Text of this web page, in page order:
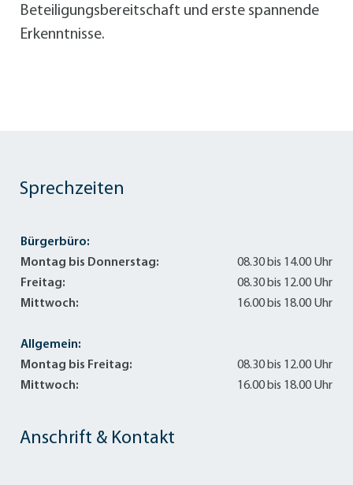
Beteiligungsbereitschaft und erste spannende
Erkenntnisse.
Anschrift & Kontakt
Sprechzeiten
Bürgerbüro:
Montag bis Donnerstag:
08.30 bis 14.00 Uhr
Freitag:
08.30 bis 12.00 Uhr
Mittwoch:
16.00 bis 18.00 Uhr
Allgemein:
Montag bis Freitag:
08.30 bis 12.00 Uhr
Mittwoch:
16.00 bis 18.00 Uhr